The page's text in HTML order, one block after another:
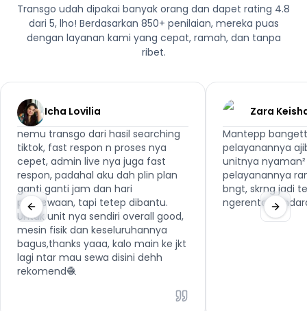
Transgo udah dipakai banyak orang dan dapet rating 4.8
dari 5, lho! Berdasarkan 850+ penilaian, mereka puas
dengan layanan kami yang cepat, ramah, dan tanpa
ribet.
Icha Lovilia
nemu transgo dari hasil searching
tiktok, fast respon n proses nya
cepet, admin live nya juga fast
respon, padahal aku dah plin plan
ganti ganti jam dan hari
penyewaan, tapi tetep dibantu.
Untuk unit nya sendiri overall good,
mesin fisik dan keseluruhannya
bagus,thanks yaaa, kalo main ke jkt
lagi ntar mau sewa disini dehh
rekomend🧶
Zara
Mantepp
pelayanannya
unitnya
pelayanannya
bngt, skrng jadi
ngerental